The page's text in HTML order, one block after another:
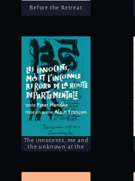
Before the Retreat
The innocents, me and
the unknown at the
edge of the